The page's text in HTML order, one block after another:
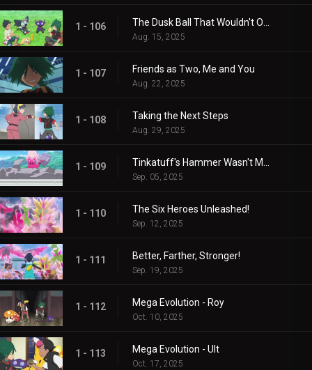
1 - 106
Aug. 15, 2025
1 - 107 Friends as Two, Me and You
Aug. 22, 2025
1 - 108 Taking the Next Steps
Aug. 29, 2025
1 - 109
Sep. 05, 2025
1 - 110 The Six Heroes Unleashed!
Sep. 12, 2025
1 - 111 Better, Farther, Stronger!
Sep. 19, 2025
1 - 112 Mega Evolution - Roy
Oct. 10, 2025
1 - 113 Mega Evolution - Ult
Oct. 17, 2025